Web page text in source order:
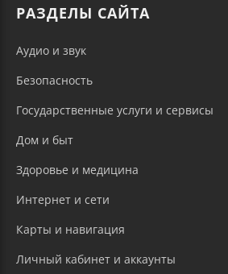
РАЗДЕЛЫ САЙТА
Аудио и звук
Безопасность
Государственные услуги и сервисы
Дом и быт
Здоровье и медицина
Интернет и сети
Карты и навигация
Личный кабинет и аккаунты